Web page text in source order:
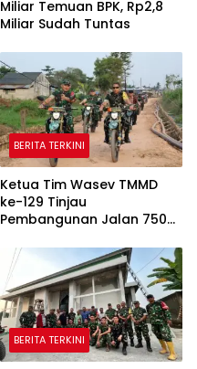
Miliar Temuan BPK, Rp2,8
Miliar Sudah Tuntas
BERITA TERKINI
Ketua Tim Wasev TMMD
ke-129 Tinjau
Pembangunan Jalan 750
Jambe
BERITA TERKINI